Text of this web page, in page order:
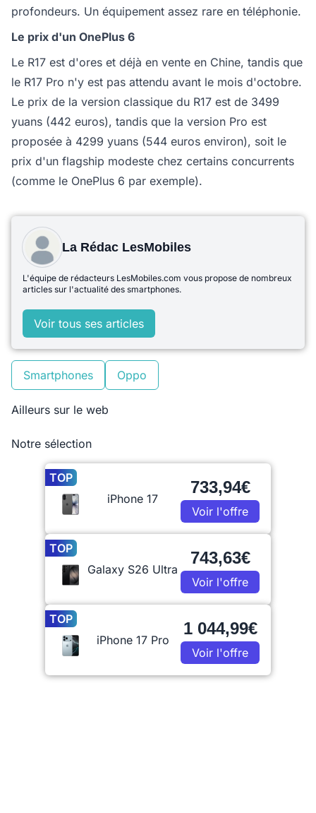
profondeurs. Un équipement assez rare en téléphonie.
Le prix d'un OnePlus 6
Le R17 est d'ores et déjà en vente en Chine, tandis que
le R17 Pro n'y est pas attendu avant le mois d'octobre.
Le prix de la version classique du R17 est de 3499
yuans (442 euros), tandis que la version Pro est
proposée à 4299 yuans (544 euros environ), soit le
prix d'un flagship modeste chez certains concurrents
(comme le OnePlus 6 par exemple).
La Rédac LesMobiles
L'équipe de rédacteurs LesMobiles.com vous propose de nombreux
articles sur l'actualité des smartphones.
Voir tous ses articles
Smartphones Oppo
Ailleurs sur le web
Notre sélection
TOP
iPhone 17
733,94€
Voir l'offre
TOP
Galaxy S26 Ultra
743,63€
Voir l'offre
TOP
iPhone 17 Pro
1 044,99€
Voir l'offre